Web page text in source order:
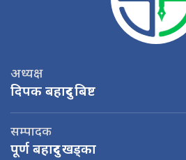
अध्यक्ष
दिपक बहादुर बिष्ट
सम्पादक
पूर्ण बहादुर खड्का